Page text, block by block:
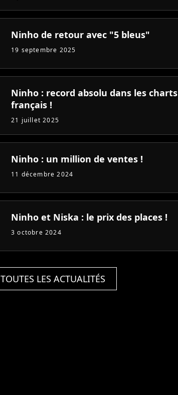
Ninho de retour avec "5 bleus"
19 septembre 2025
Ninho : record absolu dans les charts
français !
21 juillet 2025
Ninho : un million de ventes !
11 décembre 2024
Ninho et Niska : le prix des places !
3 octobre 2024
TOUTES LES ACTUALITÉS